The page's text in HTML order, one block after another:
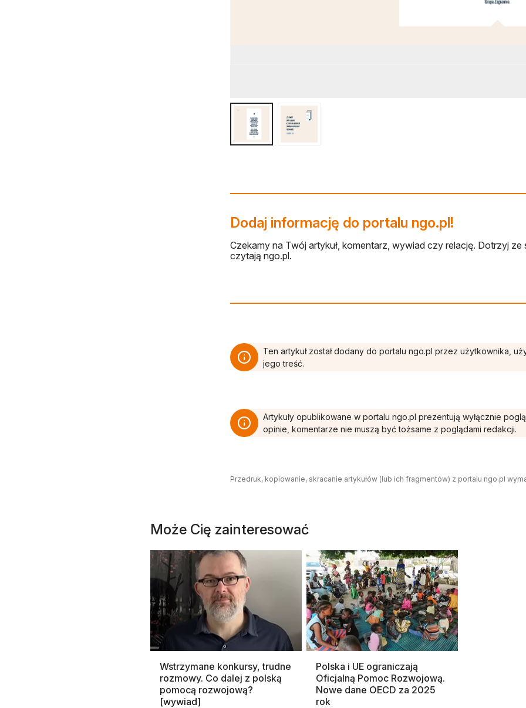
Dodaj informację do portalu ngo.pl!
Czekamy na Twój artykuł, komentarz, wywiad czy relację. Dotrzyj
czytają ngo.pl.
Ten artykuł został dodany do portalu ngo.pl przez użytkownika,
jego treść.
Artykuły opublikowane w portalu ngo.pl prezentują wyłącznie
opinie, komentarze nie muszą być tożsame z poglądami redakcji.
Przedruk, kopiowanie, skracanie artykułów (lub ich fragmentów) z portalu ngo.pl
Może Cię zainteresować
Wstrzymane konkursy, trudne
rozmowy. Co dalej z polską
pomocą rozwojową?
[wywiad]
Polska i UE ograniczają
Oficjalną Pomoc Rozwojową.
Nowe dane OECD za 2025
rok